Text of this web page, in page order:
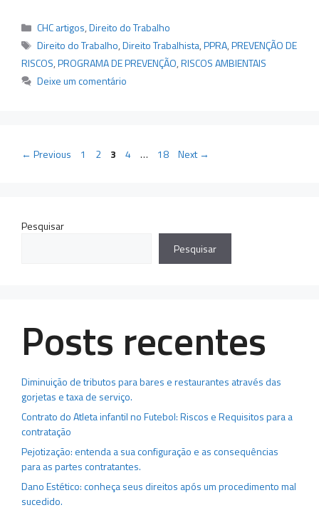
Categorias
CHC artigos,Direito do Trabalho
Tags
Direito do Trabalho,Direito Trabalhista,PPRA,PREVENÇÃO DE
RISCOS,PROGRAMA DE PREVENÇÃO,RISCOS AMBIENTAIS
Deixe um comentário
← Previous Page
1 Page
2 Page
3 Page
4 … Page
18 Next→
Pesquisar
Pesquisar
Posts recentes
Diminuição de tributos para bares e restaurantes através das
gorjetas e taxa de serviço.
Contrato do Atleta infantil no Futebol: Riscos e Requisitos para a
contratação
Pejotização: entenda a sua configuração e as consequências
para as partes contratantes.
Dano Estético: conheça seus direitos após um procedimento mal
sucedido.